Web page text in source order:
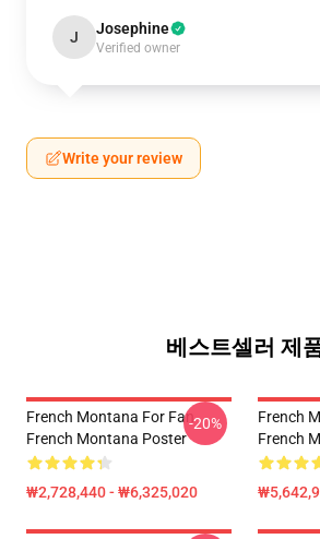
J Josephine
Verified owner
Write your review
베스트셀러 제
French Montana For Fan
French Montana Poster
₩2,728,440 - ₩6,325,020
-20%
French
French